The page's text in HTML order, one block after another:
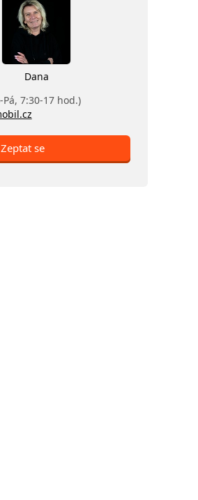
Dana
Pá, 7:30-17 hod.)
Zeptat se